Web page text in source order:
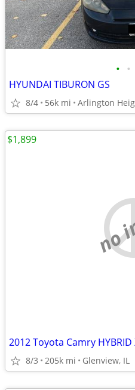
• •
HYUNDAI TIBURON GS
8/4 56k mi Arlington
no
2012 Toyota Camry HYBRID
8/3 205k mi Glenview, IL
$1,899